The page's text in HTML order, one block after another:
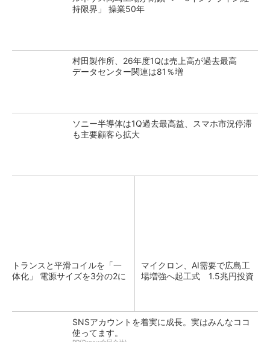
持限界」 操業50年
村田製作所、26年度1Qは売上高が過去最高
データセンター関連は81％増
ソニー半導体は1Q過去最高益、スマホ市況停滞
も主要顧客ら拡大
トランスと平滑コイルを「一
体化」 電源サイズを3分の2に
マイクロン、AI需要で広島工
場増強へ起工式 1.5兆円投資
SNSアカウントを着実に成長。実はみんなココ
使ってます。